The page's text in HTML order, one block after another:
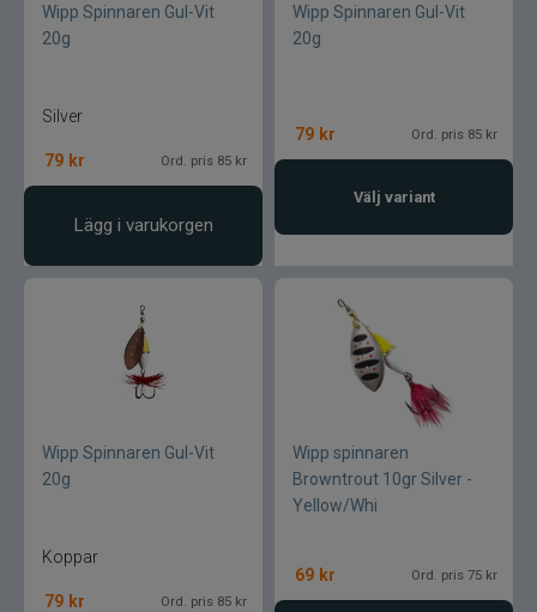
Brewer Baits
Blue fox skeddrag
Böjda spön
Berkley
Bergmans
C&F Design
Cotton Cordell
Wipp Spinnaren Gul-Vit
20g
Silver
79 kr Ord. pris 85 kr
Lägg i varukorgen
Wipp Spinnaren Gul-Vit
20g
79 kr Ord. pris 85 kr
Välj variant
Wipp Spinnaren Gul-Vit
20g
Koppar
79 kr Ord. pris 85 kr
Wipp spinnaren
Browntrout 10gr Silver -
Yellow/Whi
69 kr Ord. pris 75 kr